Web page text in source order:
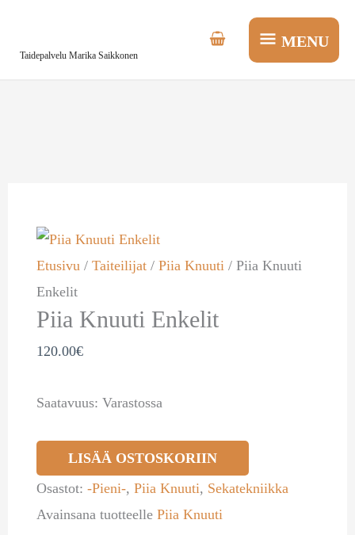
Taidepalvelu Marika Saikkonen
MENU
MENU
Etusivu/ Taiteilijat/ Piia Knuuti/ Piia Knuuti
Enkelit
Piia Knuuti Enkelit
120.00€
Saatavuus: Varastossa
Enkelit
määrä
LISÄÄ OSTOSKORIIN
Osastot: -Pieni-, Piia Knuuti, Sekatekniikka
Avainsana tuotteelle Piia Knuuti